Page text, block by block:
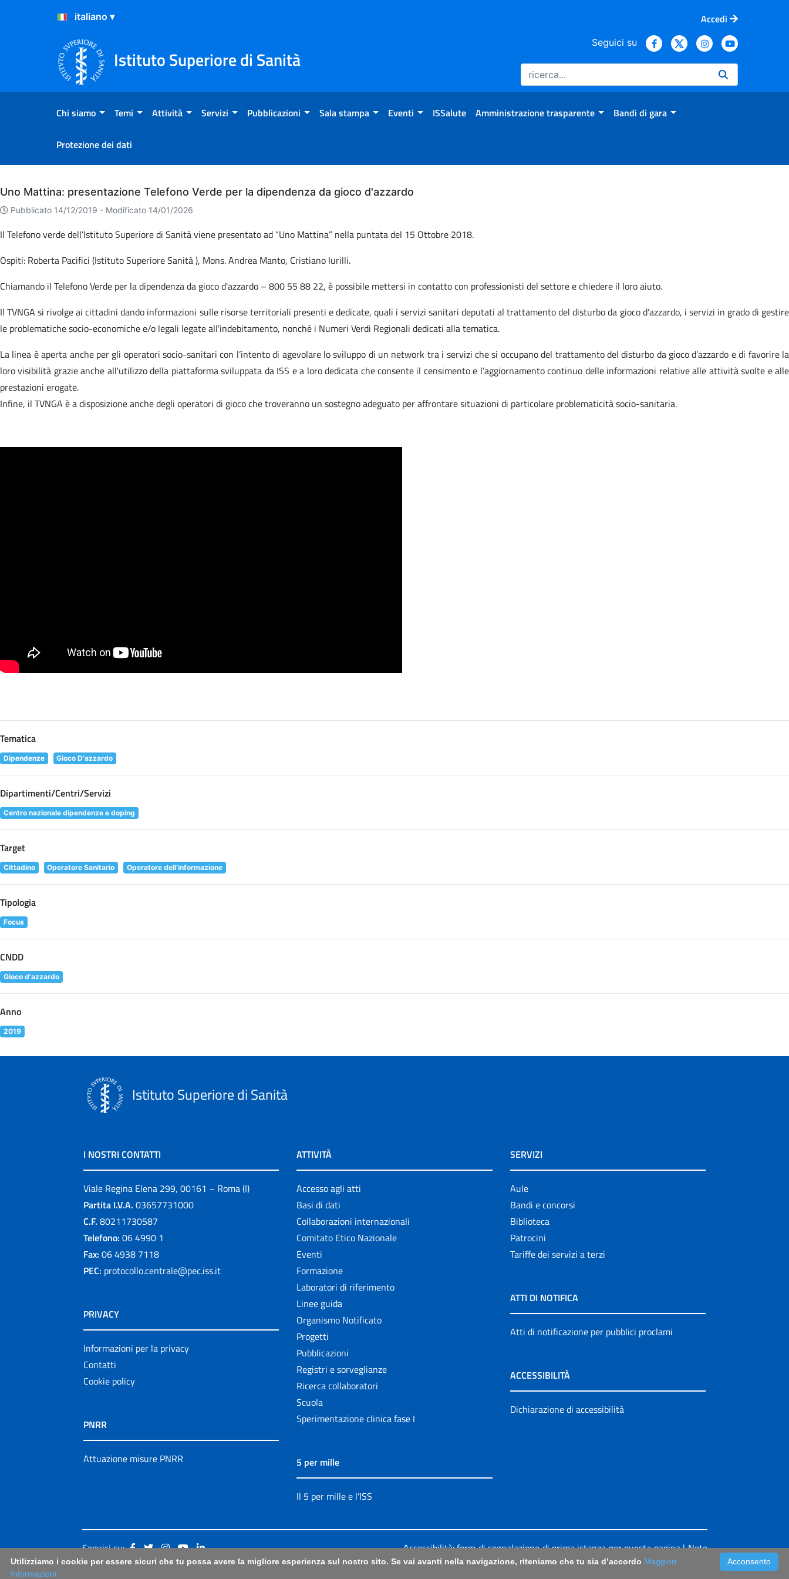
Salta al Contenuto
Salta al Footer
Accedi
Istituto Superiore di Sanità
Seguici su
Chi siamo Temi Attività Servizi Pubblicazioni Sala stampa Eventi ISSalute Amministrazione trasparente Bandi di gara
Protezione dei dati
Archivio
Uno Mattina: presentazione Telefono Verde per la dipendenza da gioco d'azzardo
Pubblicato 14/12/2019 - Modificato 14/01/2026
Il Telefono verde dell’Istituto Superiore di Sanità viene presentato ad “Uno Mattina” nella puntata del 15 Ottobre 2018.
Ospiti: Roberta Pacifici (Istituto Superiore Sanità ), Mons. Andrea Manto, Cristiano Iurilli.
Chiamando il Telefono Verde per la dipendenza da gioco d'azzardo – 800 55 88 22, è possibile mettersi in contatto con professionisti del settore e chiedere il loro aiuto.
Il TVNGA si rivolge ai cittadini dando informazioni sulle risorse territoriali presenti e dedicate, quali i servizi sanitari deputati al trattamento del disturbo da gioco d’azzardo, i servizi in grado di gestire
le problematiche socio-economiche e/o legali legate all'indebitamento, nonché i Numeri Verdi Regionali dedicati alla tematica.
La linea è aperta anche per gli operatori socio-sanitari con l’intento di agevolare lo sviluppo di un network tra i servizi che si occupano del trattamento del disturbo da gioco d’azzardo e di favorire la
loro visibilità grazie anche all'utilizzo della piattaforma sviluppata da ISS e a loro dedicata che consente il censimento e l’aggiornamento continuo delle informazioni relative alle attività svolte e alle
prestazioni erogate.
Infine, il TVNGA è a disposizione anche degli operatori di gioco che troveranno un sostegno adeguato per affrontare situazioni di particolare problematicità socio-sanitaria.
Tematica
Dipendenze Gioco D'azzardo
Dipartimenti/Centri/Servizi
Centro nazionale dipendenze e doping
Target
Cittadino Operatore Sanitario Operatore dell'informazione
Tipologia
Focus
CNDD
Gioco d'azzardo
Anno
2019
Istituto Superiore di Sanità
I NOSTRI CONTATTI
Viale Regina Elena 299, 00161 – Roma (I)
Partita I.V.A. 03657731000
C.F. 80211730587
Telefono: 06 4990 1
Fax: 06 4938 7118
PEC: protocollo.centrale@pec.iss.it
PRIVACY
Informazioni per la privacy
Contatti
Cookie policy
PNRR
Attuazione misure PNRR
ATTIVITÀ
Accesso agli atti
Basi di dati
Collaborazioni internazionali
Comitato Etico Nazionale
Eventi
Formazione
Laboratori di riferimento
Linee guida
Organismo Notificato
Progetti
Pubblicazioni
Registri e sorveglianze
Ricerca collaboratori
Scuola
Sperimentazione clinica fase I
5 per mille
Il 5 per mille e l'ISS
SERVIZI
Aule
Bandi e concorsi
Biblioteca
Patrocini
Tariffe dei servizi a terzi
ATTI DI NOTIFICA
Atti di notificazione per pubblici proclami
ACCESSIBILITÀ
Dichiarazione di accessibilità
Seguici su: Accessibilità: form di segnalazione di prima istanza per questa pagina|Note
Legali|Sitemap Acconsento
Utilizziamo i cookie per essere sicuri che tu possa avere la migliore esperienza sul nostro sito. Se vai avanti nella navigazione, riteniamo che tu sia d’accordo Maggiori
Informazioni